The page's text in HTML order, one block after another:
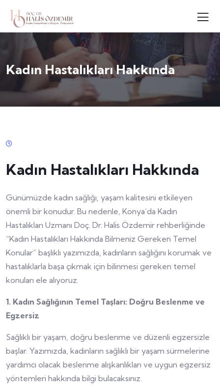
Kadın Hastalıkları Hakkında
Kadın Hastalıkları Hakkında
Günümüzde kadın sağlığı, yaşam kalitesini etkileyen
önemli bir konudur. Bu nedenle, Konya’da Kadın
Hastalıkları Uzmanı Doç. Dr. Halis Özdemir rehberliğinde
“Kadın Hastalıkları Hakkında Bilmeniz Gereken Temel
Konular” başlıklı yazımızda, kadınların sağlığını korumak ve
hastalıklarla başa çıkmak için bilinmesi gereken temel
konuları ele alıyoruz.
1. Kadın Sağlığının Temel Taşları: Doğru Beslenme ve
Egzersiz
Sağlıklı bir yaşam, doğru beslenme ve düzenli egzersizle
başlar. Yazımızda, kadınların sağlıklı bir yaşam sürmelerine
yardımcı olacak beslenme alışkanlıkları ve uygun egzersiz
yöntemleri hakkında bilgi bulacaksınız.